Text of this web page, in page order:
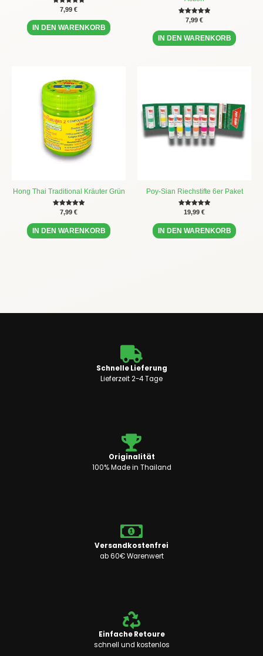
Bewertet mit
5.00
von 5
7,99 €
IN DEN WARENKORB
Bewertet mit
5.00
von 5
7,99 €
IN DEN WARENKORB
Hong Thai Traditional Kräuter Grün
Bewertet mit
5.00
von 5
7,99 €
IN DEN WARENKORB
Poy-Sian Riechstifte 6er Paket
Bewertet mit
5.00
von 5
19,99 €
IN DEN WARENKORB
Schnelle Lieferung
Lieferzeit 2-4 Tage
Originalität
100% Made in Thailand
Versandkostenfrei
ab 60€ Warenwert
Einfache Retoure
schnell und kostenlos